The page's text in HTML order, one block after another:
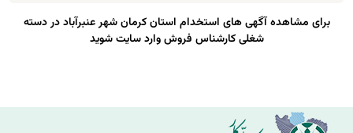
برای مشاهده آگهی های استخدام استان کرمان شهر عنبرآباد در دسته
شغلی کارشناس فروش وارد سایت شوید